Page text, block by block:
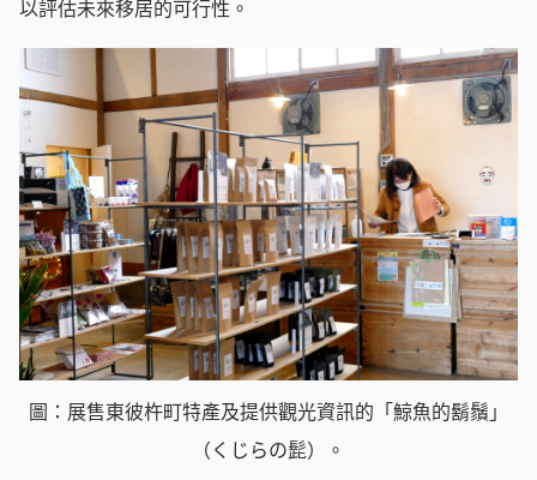
以評估未來移居的可行性。
圖：展售東彼杵町特產及提供觀光資訊的「鯨魚的鬍鬚」
（くじらの髭）。